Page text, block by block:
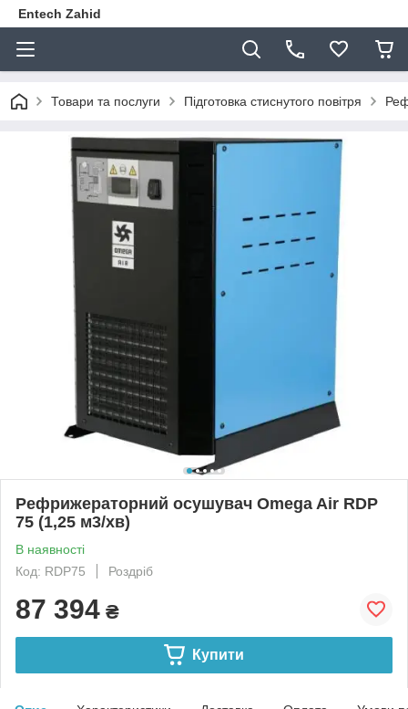
Entech Zahid
Товари та послуги Підготовка стиснутого повітря
Рефрижераторний осушувач Omega Air RDP
75 (1,25 м3/хв)
В наявності
Код: RDP75
Роздріб
87 394 ₴
Купити